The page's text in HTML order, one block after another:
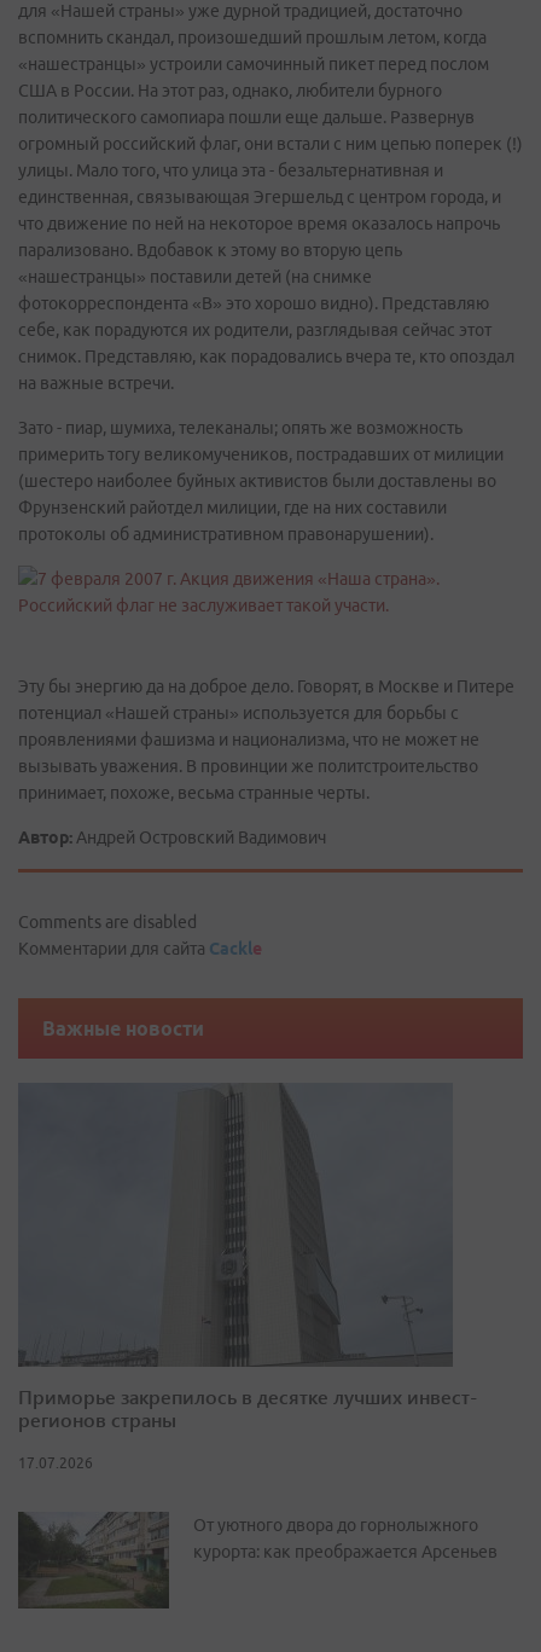
для «Нашей страны» уже дурной традицией, достаточно
вспомнить скандал, произошедший прошлым летом, когда
«нашестранцы» устроили самочинный пикет перед послом
США в России. На этот раз, однако, любители бурного
политического самопиара пошли еще дальше. Развернув
огромный российский флаг, они встали с ним цепью поперек (!)
улицы. Мало того, что улица эта - безальтернативная и
единственная, связывающая Эгершельд с центром города, и
что движение по ней на некоторое время оказалось напрочь
парализовано. Вдобавок к этому во вторую цепь
«нашестранцы» поставили детей (на снимке
фотокорреспондента «В» это хорошо видно). Представляю
себе, как порадуются их родители, разглядывая сейчас этот
снимок. Представляю, как порадовались вчера те, кто опоздал
на важные встречи.
Зато - пиар, шумиха, телеканалы; опять же возможность
примерить тогу великомучеников, пострадавших от милиции
(шестеро наиболее буйных активистов были доставлены во
Фрунзенский райотдел милиции, где на них составили
протоколы об административном правонарушении).
Эту бы энергию да на доброе дело. Говорят, в Москве и Питере
потенциал «Нашей страны» используется для борьбы с
проявлениями фашизма и национализма, что не может не
вызывать уважения. В провинции же политстроительство
принимает, похоже, весьма странные черты.
Автор: Андрей Островский Вадимович
Comments are disabled
Комментарии для сайта Cackle
Важные новости
Приморье закрепилось в десятке лучших инвест-
регионов страны
17.07.2026
От уютного двора до горнолыжного
курорта: как преображается Арсеньев